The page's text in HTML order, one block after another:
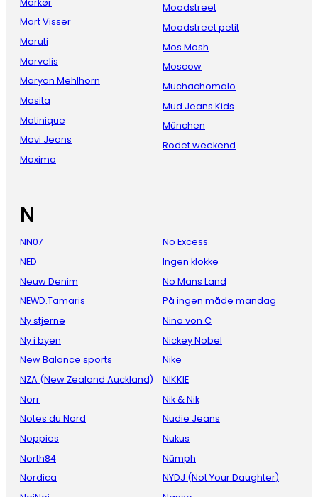
Mart Visser
Maruti
Marvelis
Maryan Mehlhorn
Masita
Matinique
Mavi Jeans
Maximo
Moodstreet
Moodstreet petit
Mos Mosh
Moscow
Muchachomalo
Mud Jeans Kids
München
Rodet weekend
N
NN07
NED
Neuw Denim
NEWD.Tamaris
Ny stjerne
Ny i byen
New Balance sports
NZA (New Zealand Auckland)
Norr
Notes du Nord
Noppies
North84
Nordica
No Excess
Ingen klokke
No Mans Land
På ingen måde mandag
Nina von C
Nickey Nobel
Nike
NIKKIE
Nik & Nik
Nudie Jeans
Nukus
Nümph
NYDJ (Not Your Daughter)